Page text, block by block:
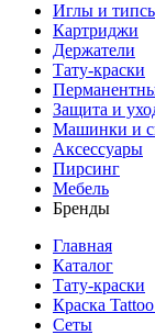
Иглы и
Картриджи
Держатели
Тату-краски
Защита и
Машинки и
Аксессуары
Пирсинг
Мебель
Бренды
Главная
Каталог
Тату-краски
Краска
Сеты